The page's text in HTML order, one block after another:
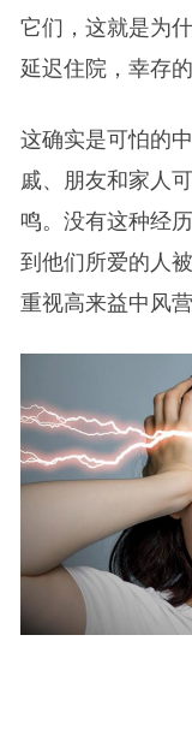
它们，这就是为
延迟住院，幸存
这确实是可怕的
戚、朋友和家人
鸣。没有这种经
到他们所爱的人
重视高来益中风营